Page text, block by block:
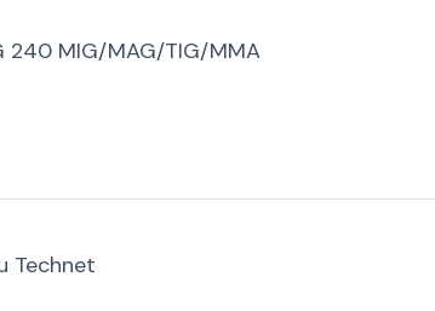
240 MIG/MAG/TIG/MMA
Technet